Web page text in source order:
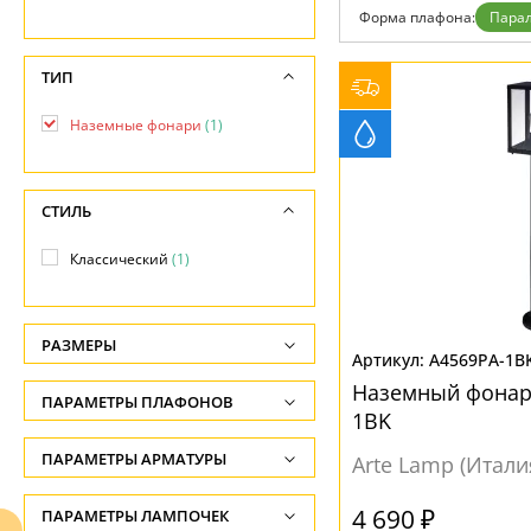
Гарантия
Возврат
Отзывы
Установка
Дизайнерам
Контакты
Форма плафона:
A4569PA-
Наземный
1BK
Arte Lamp
4 690 ₽
ТИП
Наземные фонари (1)
СТИЛЬ
Классический (1)
РАЗМЕРЫ
Высота, см
-
Ширина, см
-
ПАРАМЕТРЫ ПЛАФОНОВ
ПОВЕРХНОСТЬ
Прозрачный(1)
ПАРАМЕТРЫ АРМАТУРЫ
ЦВЕТ АРМАТУРЫ
ПАРАМЕТРЫ ЛАМПОЧЕК